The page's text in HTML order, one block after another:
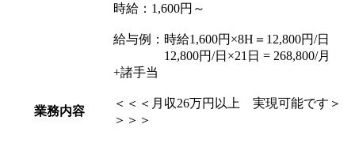
業務内容
時給：1,600円～
給与例：時給1,600円×8H＝12,800円/日
12,800円/日×21日 = 268,800/月
+諸手当
＜＜＜月収26万円以上 実現可能です＞
＞＞＞